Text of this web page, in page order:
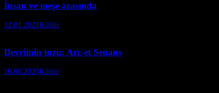
İnsan ve meşe arasında
12.01.2021Kültür
Devrimin tuzu: Arc-et Senans
10.06.2020Kültür